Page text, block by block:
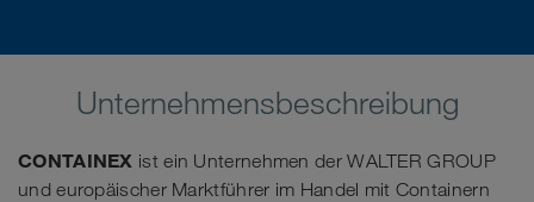
Unternehmensbeschreibung
CONTAINEX ist ein Unternehmen der WALTER GROUP
und europäischer Marktführer im Handel mit Containern